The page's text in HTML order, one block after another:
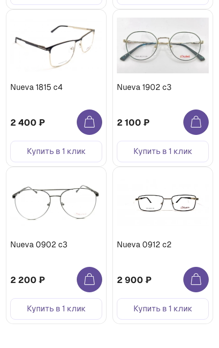
Nueva 1815 с4
2 400 ₽
Купить в 1 клик
Nueva 1902 с3
2 100 ₽
Купить в 1 клик
Nueva 0902 с3
2 200 ₽
Купить в 1 клик
Nueva 0912 с2
2 900 ₽
Купить в 1 клик